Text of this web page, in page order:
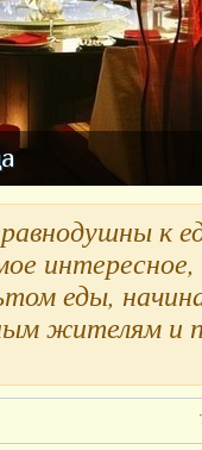
к
еды,
жителям и